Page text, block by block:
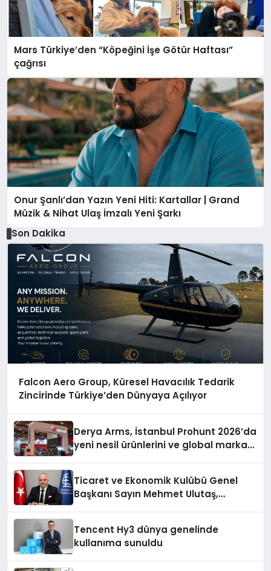
Mars Türkiye’den “Köpeğini İşe Götür Haftası”
çağrısı
Onur Şanlı’dan Yazın Yeni Hiti: Kartallar | Grand
Müzik & Nihat Ulaş İmzalı Yeni Şarkı
Son Dakika
Falcon Aero Group, Küresel Havacılık Tedarik
Zincirinde Türkiye’den Dünyaya Açılıyor
Derya Arms, İstanbul Prohunt 2026’da
yeni nesil ürünlerini ve global marka
Ticaret ve Ekonomik Kulübü Genel
Başkanı Sayın Mehmet Ulutaş,
Tencent Hy3 dünya genelinde
kullanıma sunuldu